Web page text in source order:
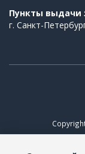
Пункты выдачи
г. Санкт-